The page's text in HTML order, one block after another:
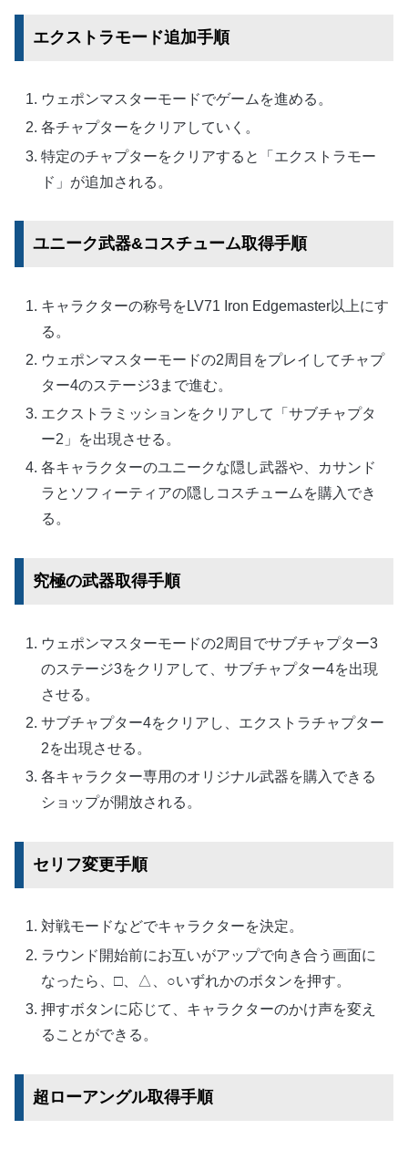
エクストラモード追加手順
ウェポンマスターモードでゲームを進める。
各チャプターをクリアしていく。
特定のチャプターをクリアすると「エクストラモー
ド」が追加される。
ユニーク武器&コスチューム取得手順
キャラクターの称号をLV71 Iron Edgemaster以上にす
る。
ウェポンマスターモードの2周目をプレイしてチャプ
ター4のステージ3まで進む。
エクストラミッションをクリアして「サブチャプタ
ー2」を出現させる。
各キャラクターのユニークな隠し武器や、カサンド
ラとソフィーティアの隠しコスチュームを購入でき
る。
究極の武器取得手順
ウェポンマスターモードの2周目でサブチャプター3
のステージ3をクリアして、サブチャプター4を出現
させる。
サブチャプター4をクリアし、エクストラチャプター
2を出現させる。
各キャラクター専用のオリジナル武器を購入できる
ショップが開放される。
セリフ変更手順
対戦モードなどでキャラクターを決定。
ラウンド開始前にお互いがアップで向き合う画面に
なったら、□、△、○いずれかのボタンを押す。
押すボタンに応じて、キャラクターのかけ声を変え
ることができる。
超ローアングル取得手順